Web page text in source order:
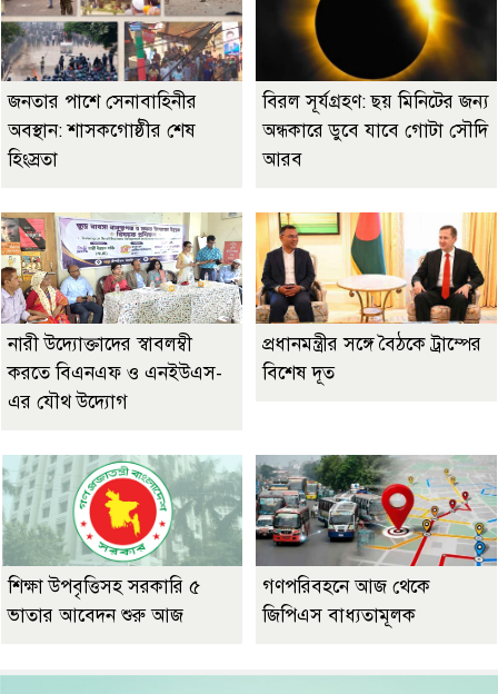
জনতার পাশে সেনাবাহিনীর
অবস্থান: শাসকগোষ্ঠীর শেষ
হিংস্রতা
বিরল সূর্যগ্রহণ: ছয় মিনিটের জন্য
অন্ধকারে ডুবে যাবে গোটা সৌদি
আরব
নারী উদ্যোক্তাদের স্বাবলম্বী
করতে বিএনএফ ও এনইউএস-
এর যৌথ উদ্যোগ
প্রধানমন্ত্রীর সঙ্গে বৈঠকে ট্রাম্পের
বিশেষ দূত
শিক্ষা উপবৃত্তিসহ সরকারি ৫
ভাতার আবেদন শুরু আজ
গণপরিবহনে আজ থেকে
জিপিএস বাধ্যতামূলক